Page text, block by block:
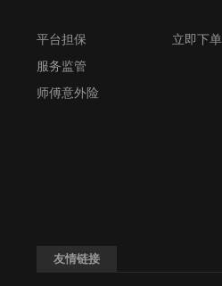
平台担保
服务监管
师傅意外险
立即下单
友情链接